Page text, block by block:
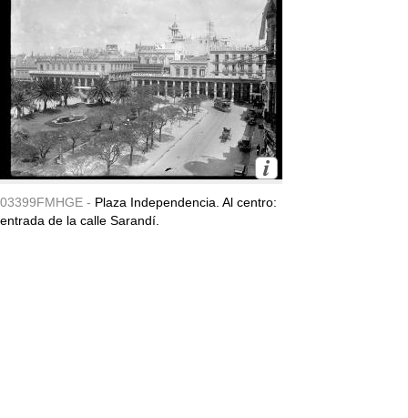
03399FMHGE - Plaza Independencia. Al centro:
entrada de la calle Sarandí.